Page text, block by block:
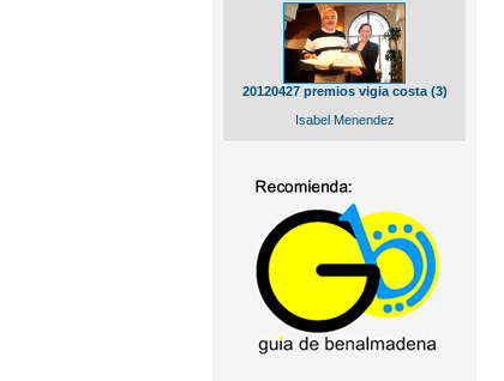
20120427 premios vigia costa (3)
Isabel Menendez